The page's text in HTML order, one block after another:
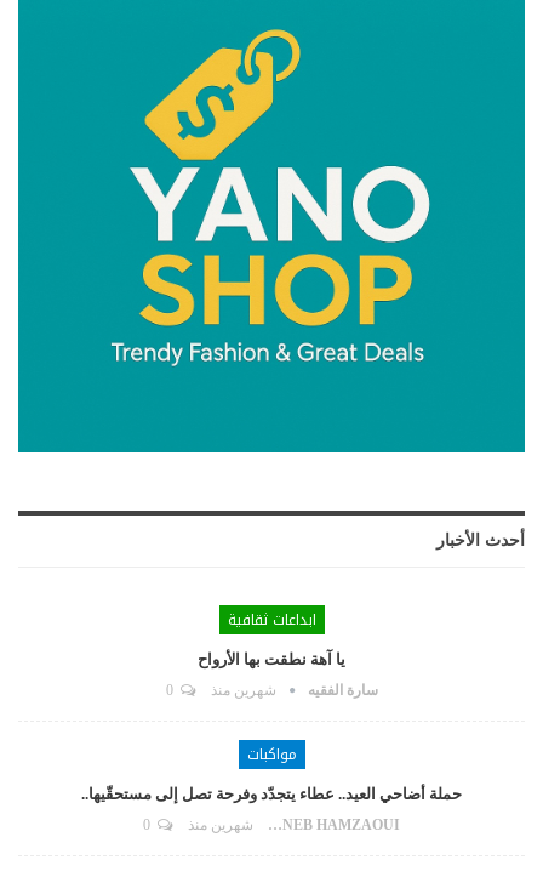
أحدث الأخبار
ابداعات ثقافية
يا آهة نطقت بها الأرواح
سارة الفقيه شهرين منذ 0
مواكبات
حملة أضاحي العيد.. عطاء يتجدّد وفرحة تصل إلى مستحقّيها..
ZAYNEB HAMZAOUI شهرين منذ